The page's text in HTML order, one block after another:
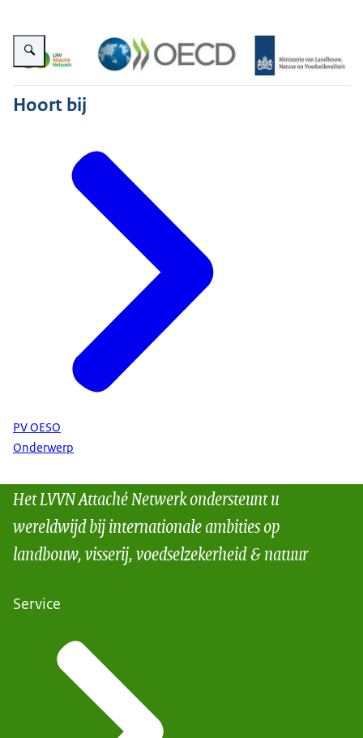
Vergroot afbeelding Nieuwsbrief PV OESO
Hoort bij
PV OESO
Onderwerp
Het LVVN Attaché Netwerk ondersteunt u
wereldwijd bij internationale ambities op
landbouw, visserij, voedselzekerheid & natuur
Service